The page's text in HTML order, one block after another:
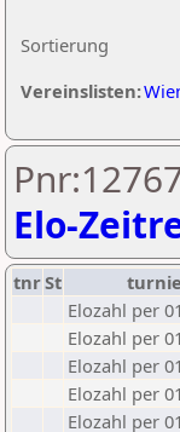
Sortierung
Vereinslisten:
Elo-
tnrSt
Elozahl per
Elozahl per
Elozahl per
Elozahl per
Elozahl per